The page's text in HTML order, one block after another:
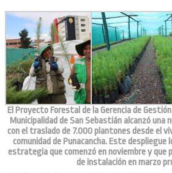
El Proyecto Forestal de la Gerencia de
Municipalidad de San Sebastián alcanzó una
con el traslado de 7.000 plantones desde el
comunidad de Punacancha. Este
estrategia que comenzó en noviembre y que
de instalación en marzo